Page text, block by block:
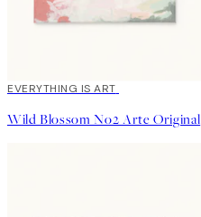
EVERYTHING IS ART
Wild Blossom No2 Arte Original